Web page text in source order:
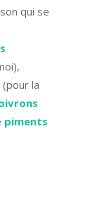
qui se
la
piments